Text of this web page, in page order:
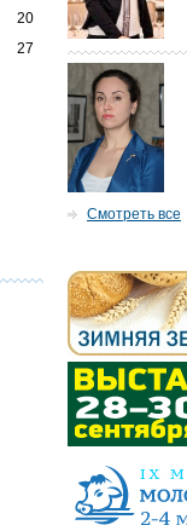
20
27
Смотреть все